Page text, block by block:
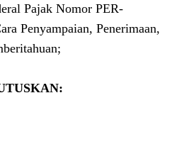
Pajak Nomor PER-
Penyampaian, Penerimaan,